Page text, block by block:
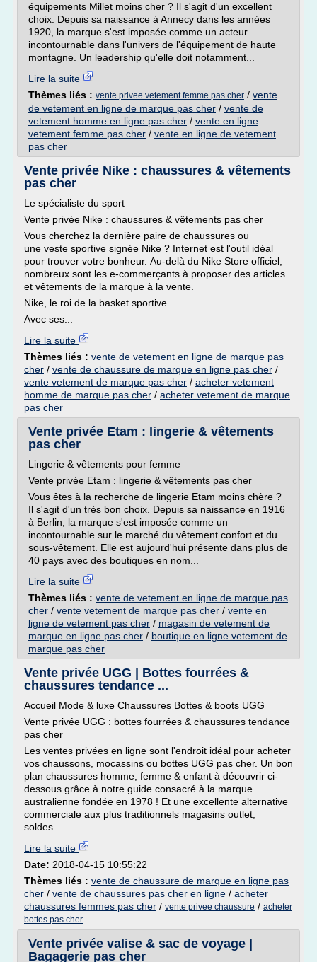
équipements Millet moins cher ? Il s'agit d'un excellent
choix. Depuis sa naissance à Annecy dans les années
1920, la marque s'est imposée comme un acteur
incontournable dans l'univers de l'équipement de haute
montagne. Un leadership qu'elle doit notamment...
Lire la suite
Thèmes liés : vente privee vetement femme pas cher / vente
de vetement en ligne de marque pas cher / vente de
vetement homme en ligne pas cher / vente en ligne
vetement femme pas cher / vente en ligne de vetement
pas cher
Vente privée Nike : chaussures & vêtements
pas cher
Le spécialiste du sport
Vente privée Nike : chaussures & vêtements pas cher
Vous cherchez la dernière paire de chaussures ou
une veste sportive signée Nike ? Internet est l'outil idéal
pour trouver votre bonheur. Au-delà du Nike Store officiel,
nombreux sont les e-commerçants à proposer des articles
et vêtements de la marque à la vente.
Nike, le roi de la basket sportive
Avec ses...
Lire la suite
Thèmes liés : vente de vetement en ligne de marque pas
cher / vente de chaussure de marque en ligne pas cher /
vente vetement de marque pas cher / acheter vetement
homme de marque pas cher / acheter vetement de marque
pas cher
Vente privée Etam : lingerie & vêtements
pas cher
Lingerie & vêtements pour femme
Vente privée Etam : lingerie & vêtements pas cher
Vous êtes à la recherche de lingerie Etam moins chère ?
Il s'agit d'un très bon choix. Depuis sa naissance en 1916
à Berlin, la marque s'est imposée comme un
incontournable sur le marché du vêtement confort et du
sous-vêtement. Elle est aujourd'hui présente dans plus de
40 pays avec des boutiques en nom...
Lire la suite
Thèmes liés : vente de vetement en ligne de marque pas
cher / vente vetement de marque pas cher / vente en
ligne de vetement pas cher / magasin de vetement de
marque en ligne pas cher / boutique en ligne vetement de
marque pas cher
Vente privée UGG | Bottes fourrées &
chaussures tendance ...
Accueil Mode & luxe Chaussures Bottes & boots UGG
Vente privée UGG : bottes fourrées & chaussures tendance
pas cher
Les ventes privées en ligne sont l'endroit idéal pour acheter
vos chaussons, mocassins ou bottes UGG pas cher. Un bon
plan chaussures homme, femme & enfant à découvrir ci-
dessous grâce à notre guide consacré à la marque
australienne fondée en 1978 ! Et une excellente alternative
commerciale aux plus traditionnels magasins outlet,
soldes...
Lire la suite
Date: 2018-04-15 10:55:22
Thèmes liés : vente de chaussure de marque en ligne pas
cher / vente de chaussures pas cher en ligne / acheter
chaussures femmes pas cher / vente privee chaussure / acheter
bottes pas cher
Vente privée valise & sac de voyage |
Bagagerie pas cher